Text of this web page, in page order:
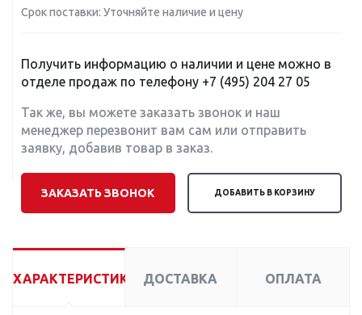
Срок поставки: Уточняйте наличие и цену
Получить информацию о наличии и цене можно в
отделе продаж по телефону +7 (495) 204 27 05
Так же, вы можете заказать звонок и наш
менеджер перезвонит вам сам или отправить
заявку, добавив товар в заказ.
ЗАКАЗАТЬ ЗВОНОК ДОБАВИТЬ В КОРЗИНУ
ХАРАКТЕРИСТИКИ ДОСТАВКА ОПЛАТА